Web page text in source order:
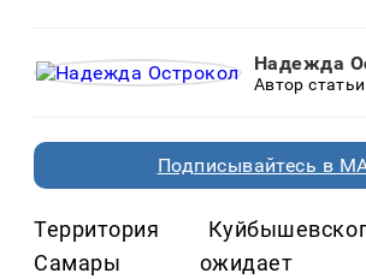
Надежда
Автор статьи
Подписывайтесь в
Территория
Самары ожидает